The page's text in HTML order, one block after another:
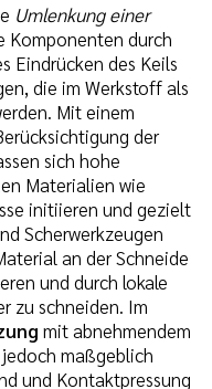
Umlenkung einer
durch
Eindrücken des Keils
die im Werkstoff als
Mit einem
der
sich hohe
Materialien wie
initiieren und gezielt
Scherwerkzeugen
an der Schneide
und durch lokale
zu schneiden. Im
mit abnehmendem
maßgeblich
und Kontaktpressung